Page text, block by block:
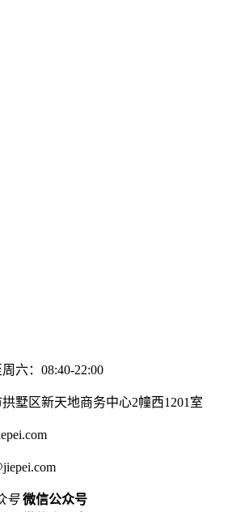
六：08:40-22:00
墅区新天地商务中心2幢西1201室
微信公众号